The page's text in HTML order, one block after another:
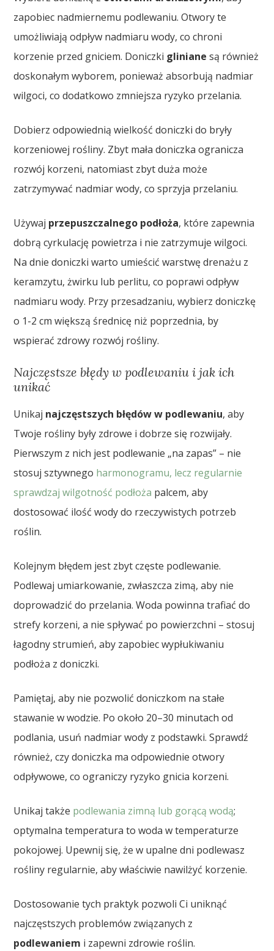
zapobiec nadmiernemu podlewaniu. Otwory te
umożliwiają odpływ nadmiaru wody, co chroni
korzenie przed gniciem. Doniczki gliniane są również
doskonałym wyborem, ponieważ absorbują nadmiar
wilgoci, co dodatkowo zmniejsza ryzyko przelania.
Dobierz odpowiednią wielkość doniczki do bryły
korzeniowej rośliny. Zbyt mała doniczka ogranicza
rozwój korzeni, natomiast zbyt duża może
zatrzymywać nadmiar wody, co sprzyja przelaniu.
Używaj przepuszczalnego podłoża, które zapewnia
dobrą cyrkulację powietrza i nie zatrzymuje wilgoci.
Na dnie doniczki warto umieścić warstwę drenażu z
keramzytu, żwirku lub perlitu, co poprawi odpływ
nadmiaru wody. Przy przesadzaniu, wybierz doniczkę
o 1-2 cm większą średnicę niż poprzednia, by
wspierać zdrowy rozwój rośliny.
Najczęstsze błędy w podlewaniu i jak ich
unikać
Unikaj najczęstszych błędów w podlewaniu, aby
Twoje rośliny były zdrowe i dobrze się rozwijały.
Pierwszym z nich jest podlewanie „na zapas” – nie
stosuj sztywnego harmonogramu, lecz regularnie
sprawdzaj wilgotność podłoża palcem, aby
dostosować ilość wody do rzeczywistych potrzeb
roślin.
Kolejnym błędem jest zbyt częste podlewanie.
Podlewaj umiarkowanie, zwłaszcza zimą, aby nie
doprowadzić do przelania. Woda powinna trafiać do
strefy korzeni, a nie spływać po powierzchni – stosuj
łagodny strumień, aby zapobiec wypłukiwaniu
podłoża z doniczki.
Pamiętaj, aby nie pozwolić doniczkom na stałe
stawanie w wodzie. Po około 20–30 minutach od
podlania, usuń nadmiar wody z podstawki. Sprawdź
również, czy doniczka ma odpowiednie otwory
odpływowe, co ograniczy ryzyko gnicia korzeni.
Unikaj także podlewania zimną lub gorącą wodą;
optymalna temperatura to woda w temperaturze
pokojowej. Upewnij się, że w upalne dni podlewasz
rośliny regularnie, aby właściwie nawilżyć korzenie.
Dostosowanie tych praktyk pozwoli Ci uniknąć
najczęstszych problemów związanych z
podlewaniem i zapewni zdrowie roślin.